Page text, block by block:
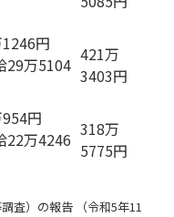
円
29万5104 421万
3403円
円
22万4246 318万
5775円
査）の報告 （令和5年11